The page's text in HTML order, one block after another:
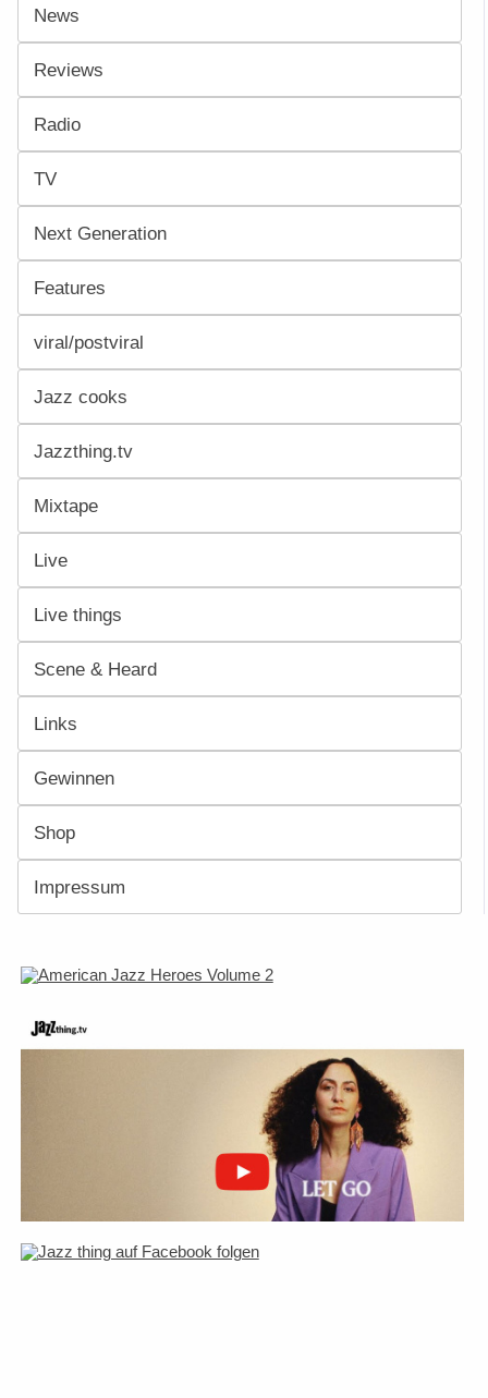
News
Reviews
Radio
TV
Next Generation
Features
viral/postviral
Jazz cooks
Jazzthing.tv
Mixtape
Live
Live things
Scene & Heard
Links
Gewinnen
Shop
Impressum